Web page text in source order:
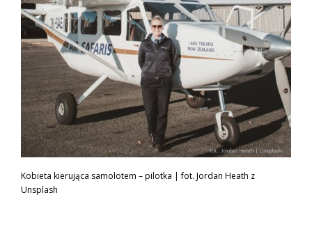
Kobieta kierująca samolotem – pilotka | fot. Jordan Heath z
Unsplash